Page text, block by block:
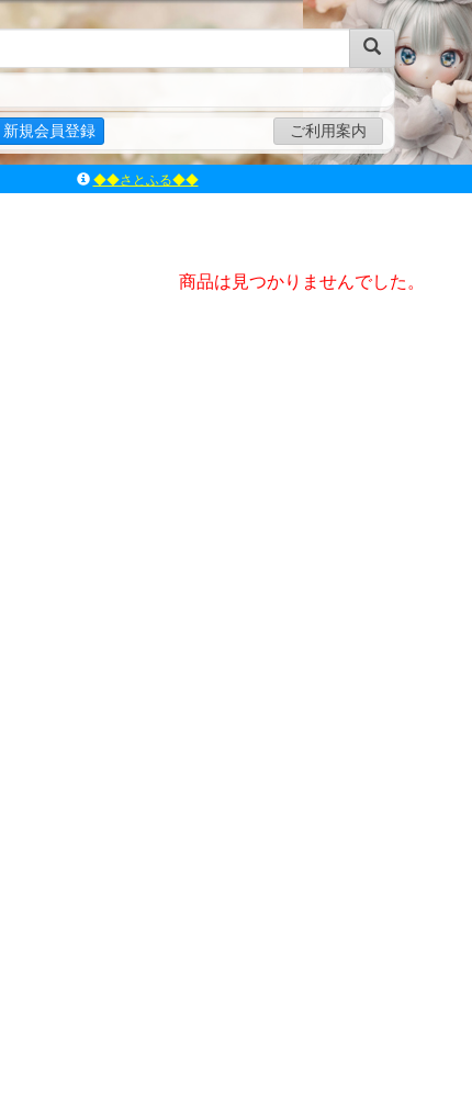
新規会員登録 ご利用案内
◆◆さとふる◆◆
ｱｿﾞﾝﾚｰﾍﾞﾙｼｮｯﾌﾟ楽天市場店
よくあるご質問（Q&A）商品は見つかりませんでした。